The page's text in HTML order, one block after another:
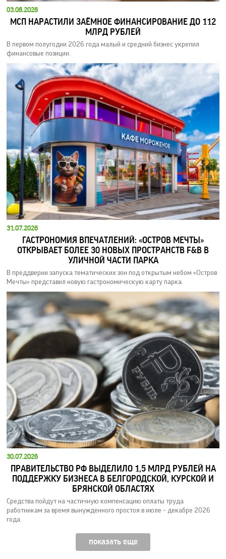
03.08.2026
МСП НАРАСТИЛИ ЗАЁМНОЕ ФИНАНСИРОВАНИЕ ДО 112
МЛРД РУБЛЕЙ
В первом полугодии 2026 года малый и средний бизнес укрепил
финансовые позиции.
31.07.2026
ГАСТРОНОМИЯ ВПЕЧАТЛЕНИЙ: «ОСТРОВ МЕЧТЫ»
ОТКРЫВАЕТ БОЛЕЕ 30 НОВЫХ ПРОСТРАНСТВ F&B В
УЛИЧНОЙ ЧАСТИ ПАРКА
В преддверии запуска тематических зон под открытым небом «Остров
Мечты» представил новую гастрономическую карту парка.
30.07.2026
ПРАВИТЕЛЬСТВО РФ ВЫДЕЛИЛО 1,5 МЛРД РУБЛЕЙ НА
ПОДДЕРЖКУ БИЗНЕСА В БЕЛГОРОДСКОЙ, КУРСКОЙ И
БРЯНСКОЙ ОБЛАСТЯХ
Средства пойдут на частичную компенсацию оплаты труда
работникам за время вынужденного простоя в июле – декабре 2026
года.
показать еще